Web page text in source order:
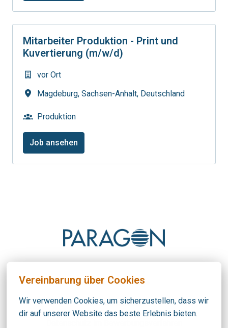
Vereinbarung über Cookies
Wir verwenden Cookies, um sicherzustellen, dass wir
dir auf unserer Website das beste Erlebnis bieten.
Mitarbeiter Produktion - Print und
Kuvertierung (m/w/d)
vor Ort
Magdeburg, Sachsen-Anhalt, Deutschland
Produktion
Job ansehen
Startseite
Paragon Homepage
Verhaltenskodex